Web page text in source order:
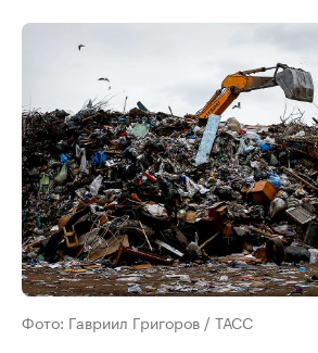
Фото: Гавриил Григоров / ТАСС